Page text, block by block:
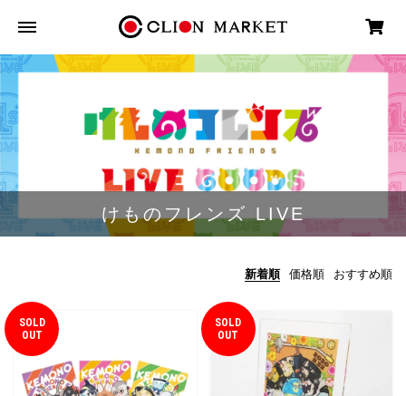
けものフレンズ LIVE
新着順 価格順 おすすめ順
SOLD
OUT
SOLD
OUT